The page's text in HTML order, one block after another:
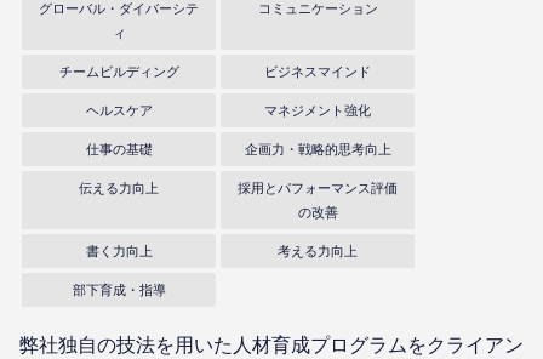
グローバル・ダイバーシテ
ィ
コミュニケーション
チームビルディング ビジネスマインド
ヘルスケア マネジメント強化
仕事の基礎 企画力・戦略的思考向上
伝える力向上
採用とパフォーマンス評価
の改善
書く力向上 考える力向上
部下育成・指導
弊社独自の技法を用いた人材育成プログラムをクライアン